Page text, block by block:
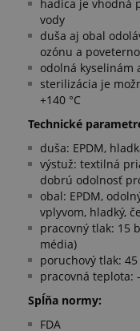
hadica je vhodná
vody
duša aj obal
ozónu a
odolná kyselinám
sterilizácia je
+140 °C
Technické
duša: EPDM,
výstuž: textilná
dobrú odolnosť
obal: EPDM,
vplyvom, hladký,
pracovný tlak: 15
média)
poruchový tlak:
pracovná teplota:
Spĺňa normy:
FDA